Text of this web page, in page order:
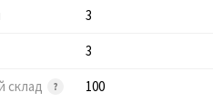
3
3
склад 100